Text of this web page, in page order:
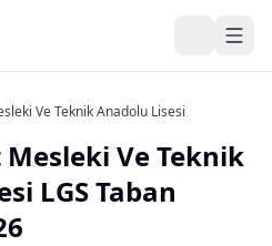
Ve Teknik Anadolu Lisesi
Ve Teknik
LGS Taban